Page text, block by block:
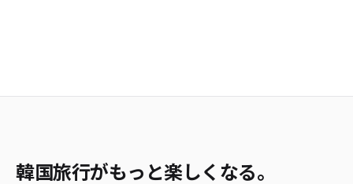
韓国旅行がもっと楽しくなる。